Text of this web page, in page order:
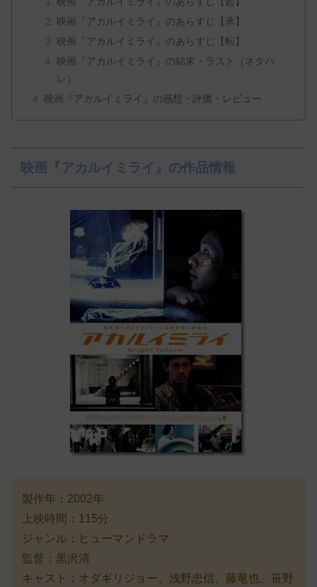
映画『アカルイミライ』のあらすじ【承】
映画『アカルイミライ』のあらすじ【転】
映画『アカルイミライ』の結末・ラスト（ネタバ
レ）
映画『アカルイミライ』の感想・評価・レビュー
映画『アカルイミライ』の作品情報
製作年：2002年
上映時間：115分
ジャンル：ヒューマンドラマ
監督：黒沢清
キャスト：オダギリジョー、浅野忠信、藤竜也、笹野